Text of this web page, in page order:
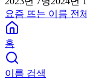
요즘 뜨는 이름 전
홈
이름 검색